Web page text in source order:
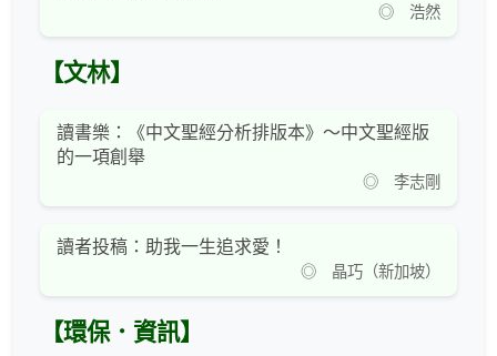
◎ 浩然
【文林】
讀書樂：《中文聖經分析排版本》～中文聖經版
的一項創舉
◎ 李志剛
讀者投稿：助我一生追求愛！
◎ 晶巧（新加坡）
【環保．資訊】